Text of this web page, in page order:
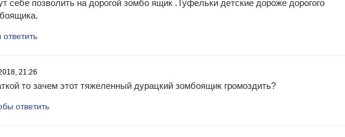
себе позволить на дорогой зомбо ящик .Туфельки детские дороже дорогого
21:26
то зачем этот тяжеленный дурацкий зомбоящик громоздить?
ответить